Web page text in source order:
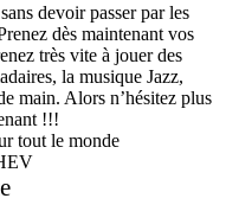
devoir passer par les
dès maintenant vos
très vite à jouer des
la musique Jazz,
main. Alors n’hésitez plus
!!!